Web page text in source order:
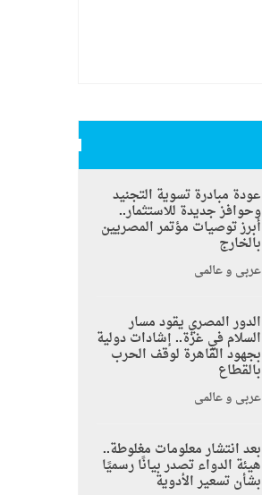
عودة مبادرة تسوية التجنيد
وحوافز جديدة للاستثمار..
أبرز توصيات مؤتمر المصريين
بالخارج
عربي و عالمي
الدور المصري يقود مسار
السلام في غزة.. إشادات دولية
بجهود القاهرة لوقف الحرب
بالقطاع
عربي و عالمي
بعد انتشار معلومات مغلوطة..
هيئة الدواء تصدر بيانًا رسميًا
بشأن تسعير الأدوية